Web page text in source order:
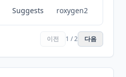
Suggests roxygen2
이전 1 / 2 다음